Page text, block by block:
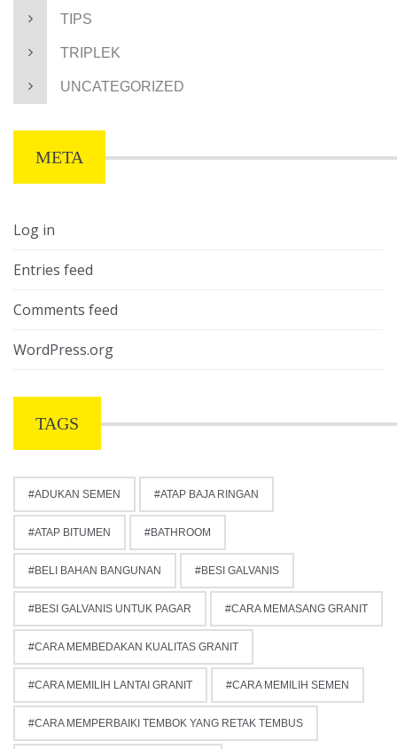
TIPS
TRIPLEK
UNCATEGORIZED
META
Log in
Entries feed
Comments feed
WordPress.org
TAGS
ADUKAN SEMEN ATAP BAJA RINGAN
ATAP BITUMEN BATHROOM
BELI BAHAN BANGUNAN BESI GALVANIS
BESI GALVANIS UNTUK PAGAR CARA MEMASANG GRANIT
CARA MEMBEDAKAN KUALITAS GRANIT
CARA MEMILIH LANTAI GRANIT CARA MEMILIH SEMEN
CARA MEMPERBAIKI TEMBOK YANG RETAK TEMBUS